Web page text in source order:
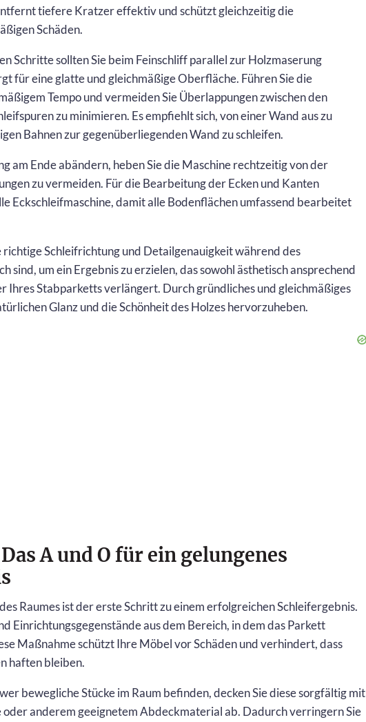
tiefere Kratzer effektiv und schützt gleichzeitig die
Schäden.
Schritte sollten Sie beim Feinschliff parallel zur Holzmaserung
für eine glatte und gleichmäßige Oberfläche. Führen Sie die
Tempo und vermeiden Sie Überlappungen zwischen den
zu minimieren. Es empfiehlt sich, von einer Wand aus zu
Bahnen zur gegenüberliegenden Wand zu schleifen.
am Ende abändern, heben Sie die Maschine rechtzeitig von der
zu vermeiden. Für die Bearbeitung der Ecken und Kanten
Eckschleifmaschine, damit alle Bodenflächen umfassend bearbeitet
richtige Schleifrichtung und Detailgenauigkeit während des
sind, um ein Ergebnis zu erzielen, das sowohl ästhetisch ansprechend
Ihres Stabparketts verlängert. Durch gründliches und gleichmäßiges
Glanz und die Schönheit des Holzes hervorzuheben.
A und O für ein gelungenes
Raumes ist der erste Schritt zu einem erfolgreichen Schleifergebnis.
Einrichtungsgegenstände aus dem Bereich, in dem das Parkett
Maßnahme schützt Ihre Möbel vor Schäden und verhindert, dass
haften bleiben.
bewegliche Stücke im Raum befinden, decken Sie diese sorgfältig mit
anderem geeignetem Abdeckmaterial ab. Dadurch verringern Sie